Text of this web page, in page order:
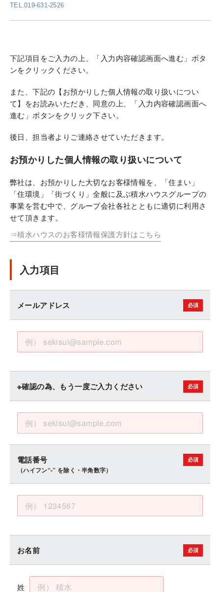
TEL.019-631-2526
下記項目をご入力の上、「入力内容確認画面へ進む」ボタ
ンをクリックください。
また、下記の【お預かりした個人情報の取り扱いについ
て】をお読みいただき、同意の上、「入力内容確認画面へ
進む」ボタンをクリック下さい。
後日、担当者よりご連絡させていただきます。
お預かりした個人情報の取り扱いについて
弊社は、お預かりした大切なお客様情報を、「住まい」
「住環境」「街づくり」全般に及ぶ積水ハウスグループの
事業を営む中で、グループ会社各社とともに適切に利用さ
せて頂きます。
⇒積水ハウスのお客様情報保護方針はこちら
入力項目
メールアドレス
※確認の為、もう一度ご入力ください
電話番号
（ハイフン“-” を除く・半角数字）
お名前
姓